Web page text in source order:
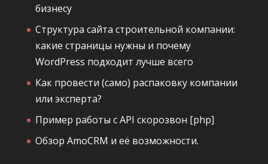
бизнесу
Структура сайта строительной компании:
какие страницы нужны и почему
WordPress подходит лучше всего
Как провести (само) распаковку компании
или эксперта?
Пример работы с API скорозвон [php]
Обзор AmoCRM и её возможности.